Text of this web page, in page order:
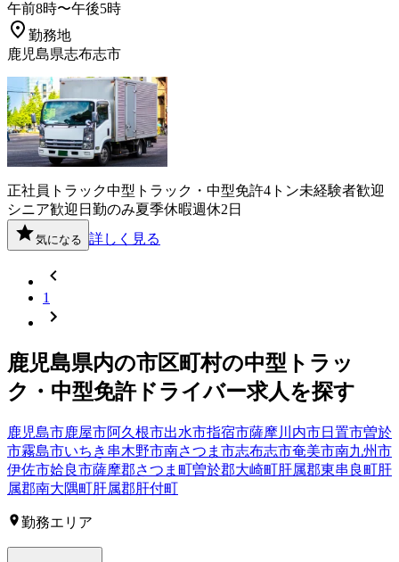
午前8時〜午後5時
勤務地
鹿児島県志布志市
正社員 トラック中型トラック・中型免許4トン未経験者歓迎
シニア歓迎 日勤のみ夏季休暇週休2日
気になる 詳しく見る
1
鹿児島県内の市区町村の中型トラッ
ク・中型免許ドライバー求人を探す
鹿児島市鹿屋市阿久根市出水市指宿市薩摩川内市日置市曽於
市霧島市いちき串木野市南さつま市志布志市奄美市南九州市
伊佐市姶良市薩摩郡さつま町曽於郡大崎町肝属郡東串良町肝
属郡南大隅町肝属郡肝付町
勤務エリア